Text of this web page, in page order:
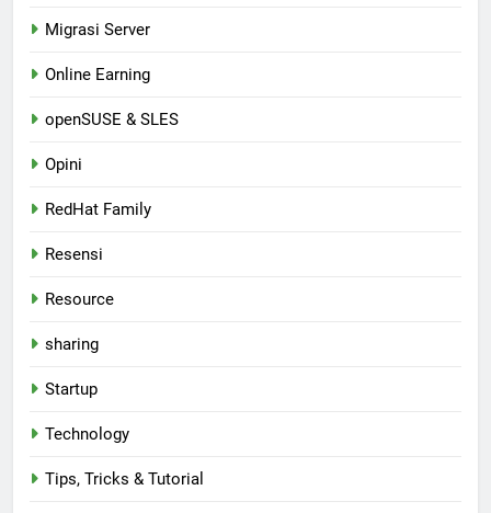
Migrasi Server
Online Earning
openSUSE & SLES
Opini
RedHat Family
Resensi
Resource
sharing
Startup
Technology
Tips, Tricks & Tutorial